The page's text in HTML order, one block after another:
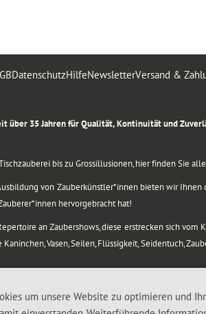
DatenschutzHilfeNewsletterVersand &
über 35 Jahren für Qualität, Kontinuität und
bis zu Grossillusionen, hier finden Sie
von Zauberkünstler*innen bieten wir Ihnen
hervorgebracht hat!
an Zaubershows, diese erstrecken sich
Vasen, Seilen, Flüssigkeit, Seidentuch,
© 1988-2026 Magic Zylinder
um unsere Website zu optimieren und